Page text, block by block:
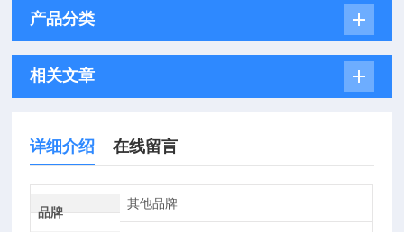
产品分类
相关文章
详细介绍 在线留言
品牌
其他品牌